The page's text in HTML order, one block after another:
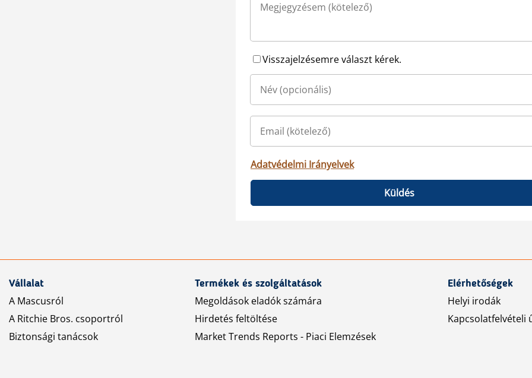
Visszajelzésemre választ kérek.
Adatvédelmi Irányelvek
Küldés
Vállalat
A Mascusról
A Ritchie Bros. csoportról
Biztonsági tanácsok
Termékek és szolgáltatások
Megoldások eladók számára
Hirdetés feltöltése
Market Trends Reports - Piaci Elemzések
Elérhetőségek
Helyi irodák
Kapcsolatfelvételi